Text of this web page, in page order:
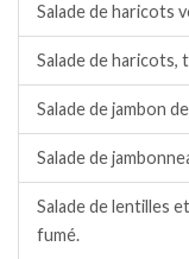
Salade de haricots
Salade de
Salade de jambon
Salade de
Salade de lentilles
fumé.